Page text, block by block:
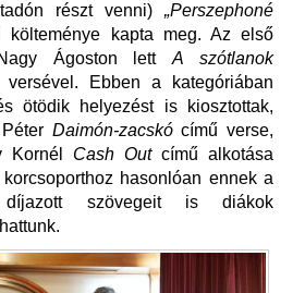
részt venni) „Perszephoné
kapta meg. Az első
​Nagy Ágoston lettA szótlanok
versével. Ebben a kategóriában
ötödik helyezést is kiosztottak,
Daimón-​zacskócímű verse,
Kornél Cash Outcímű alkotása
hasonlóan ennek a
szövegeit is diákok